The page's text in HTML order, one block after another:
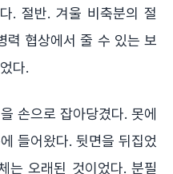
. 절반. 겨울 비축분의 절
력 협상에서 줄 수 있는 보
다.
손으로 잡아당겼다. 못에
들어왔다. 뒷면을 뒤집었
는 오래된 것이었다. 분필